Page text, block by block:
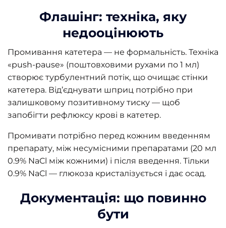
Флашінг: техніка, яку
недооцінюють
Промивання катетера — не формальність. Техніка
«push-pause» (поштовховими рухами по 1 мл)
створює турбулентний потік, що очищає стінки
катетера. Від’єднувати шприц потрібно при
залишковому позитивному тиску — щоб
запобігти рефлюксу крові в катетер.
Промивати потрібно перед кожним введенням
препарату, між несумісними препаратами (20 мл
0.9% NaCl між кожними) і після введення. Тільки
0.9% NaCl — глюкоза кристалізується і дає осад.
Документація: що повинно
бути